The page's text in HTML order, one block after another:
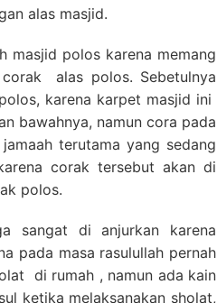
alas masjid.
masjid polos karena memang
alas polos. Sebetulnya
karena karpet masjid ini
bawahnya, namun cora pada
terutama yang sedang
corak tersebut akan di
polos.
sangat di anjurkan karena
pada masa rasulullah pernah
di rumah , namun ada kain
ketika melaksanakan sholat,